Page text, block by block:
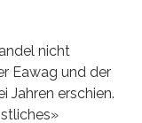
nicht
Eawag und der
Jahren erschien.